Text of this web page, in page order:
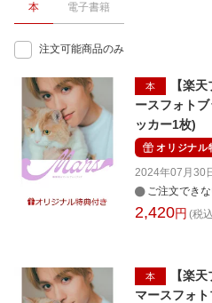
本 電子書籍
注文可能商品のみ
本
【楽
ースフォト
ッカー1枚)
オリジナル
2024年07月30
ご注文でき
2,420円 (税
本
【楽
マースフォ